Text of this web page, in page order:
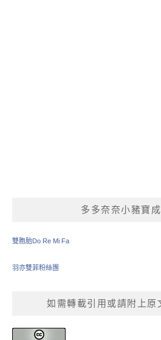
多多奈奈小豬寶
雙胞胎Do Re Mi Fa
羽亦雙菲粉絲團
如需轉載引用或請附上原